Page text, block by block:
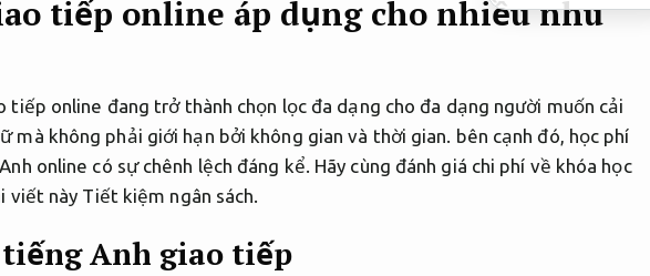
tiếp online áp dụng cho nhiều nhu
tiếp online đang trở thành chọn lọc đa dạng cho đa dạng người muốn cải
mà không phải giới hạn bởi không gian và thời gian. bên cạnh đó, học phí
online có sự chênh lệch đáng kể. Hãy cùng đánh giá chi phí về khóa học
viết này Tiết kiệm ngân sách.
Anh giao tiếp